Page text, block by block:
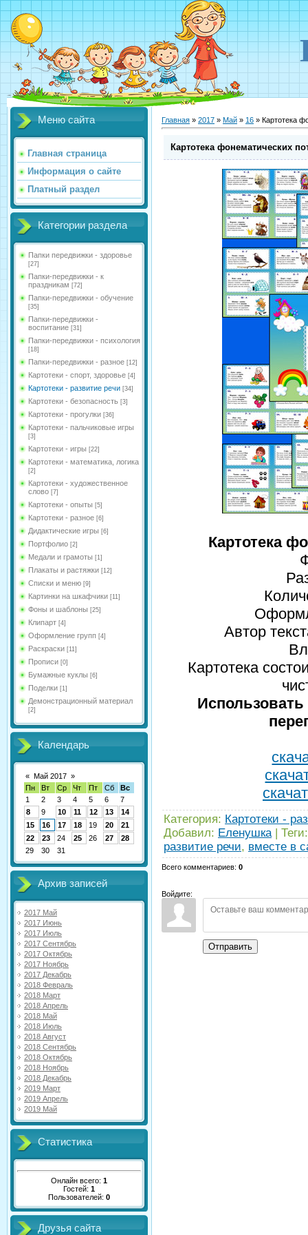
Меню сайта
Главная страница
Информация о сайте
Платный раздел
Категории раздела
Папки передвижки - здоровье
[27]
Папки-передвижки - к
праздникам [72]
Папки-передвижки - обучение
[35]
Папки-передвижки -
воспитание [31]
Папки-передвижки - психология
[18]
Папки-передвижки - разное [12]
Картотеки - спорт, здоровье [4]
Картотеки - развитие речи [34]
Картотеки - безопасность [3]
Картотеки - прогулки [36]
Картотеки - пальчиковые игры
[3]
Картотеки - игры [22]
Картотеки - математика, логика
[2]
Картотеки - художественное
слово [7]
Картотеки - опыты [5]
Картотеки - разное [6]
Дидактические игры [6]
Портфолио [2]
Медали и грамоты [1]
Плакаты и растяжки [12]
Списки и меню [9]
Картинки на шкафчики [11]
Фоны и шаблоны [25]
Клипарт [4]
Оформление групп [4]
Раскраски [11]
Прописи [0]
Бумажные куклы [6]
Поделки [1]
Демонстрационный материал
[2]
Календарь
« Май 2017 »
Пн
Вт Ср Чт Пт Сб
Вс
1
2 3 4 5 6
7
8
9 10 11 12 13
14
15
16 17 18 19 20
21
22
23 24 25 26 27
28
29
30 31
Архив записей
2017 Май
2017 Июнь
2017 Июль
2017 Сентябрь
2017 Октябрь
2017 Ноябрь
2017 Декабрь
2018 Февраль
2018 Март
2018 Апрель
2018 Май
2018 Июль
2018 Август
2018 Сентябрь
2018 Октябрь
2018 Ноябрь
2018 Декабрь
2019 Март
2019 Апрель
2019 Май
Статистика
Онлайн всего: 1
Гостей: 1
Пользователей: 0
Друзья сайта
Главная » 2017 » Май » 16 » Картотека
Картотека фонематических
Картотека
Автор
Картотека
Категория: Картотеки -
Добавил: Еленушка Теги:
развитие речи, вместе в
Всего комментариев: 0
Войдите:
Отправить